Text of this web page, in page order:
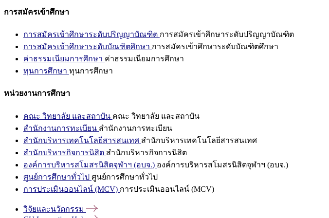
การสมัครเข้าศึกษา
การสมัครเข้าศึกษาระดับปริญญาบัณฑิต การสมัครเข้าศึกษาระดับปริญญาบัณฑิต
การสมัครเข้าศึกษาระดับบัณฑิตศึกษา การสมัครเข้าศึกษาระดับบัณฑิตศึกษา
ค่าธรรมเนียมการศึกษา ค่าธรรมเนียมการศึกษา
ทุนการศึกษา ทุนการศึกษา
หน่วยงานการศึกษา
คณะ วิทยาลัย และสถาบัน คณะ วิทยาลัย และสถาบัน
สำนักงานการทะเบียน สำนักงานการทะเบียน
สำนักบริหารเทคโนโลยีสารสนเทศ สำนักบริหารเทคโนโลยีสารสนเทศ
สำนักบริหารกิจการนิสิต สำนักบริหารกิจการนิสิต
องค์การบริหารสโมสรนิสิตจุฬาฯ (อบจ.) องค์การบริหารสโมสรนิสิตจุฬาฯ (อบจ.)
ศูนย์การศึกษาทั่วไป ศูนย์การศึกษาทั่วไป
การประเมินออนไลน์ (MCV) การประเมินออนไลน์ (MCV)
วิจัยและนวัตกรรม